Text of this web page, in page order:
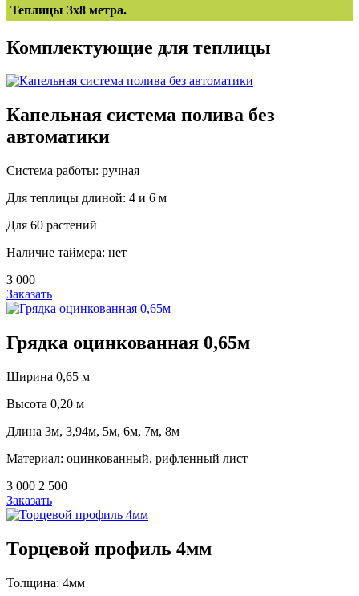
Теплицы 3x8 метра.
Комплектующие для теплицы
Капельная система полива без
автоматики
Система работы: ручная
Для теплицы длиной: 4 и 6 м
Для 60 растений
Наличие таймера: нет
3 000
Заказать
Грядка оцинкованная 0,65м
Ширина 0,65 м
Высота 0,20 м
Длина 3м, 3,94м, 5м, 6м, 7м, 8м
Материал: оцинкованный, рифленный лист
3 000 2 500
Заказать
Торцевой профиль 4мм
Толщина: 4мм